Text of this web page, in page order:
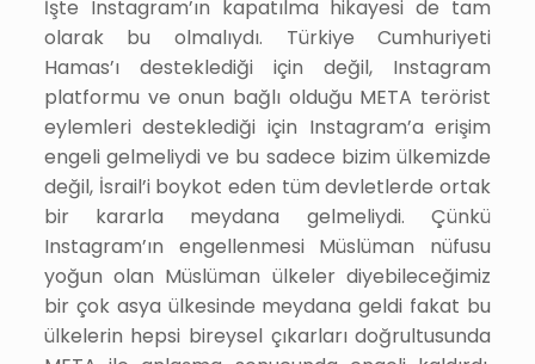
İşte Instagram’ın kapatılma hikayesi de tam
olarak bu olmalıydı. Türkiye Cumhuriyeti
Hamas’ı desteklediği için değil, Instagram
platformu ve onun bağlı olduğu META terörist
eylemleri desteklediği için Instagram’a erişim
engeli gelmeliydi ve bu sadece bizim ülkemizde
değil, İsrail’i boykot eden tüm devletlerde ortak
bir kararla meydana gelmeliydi. Çünkü
Instagram’ın engellenmesi Müslüman nüfusu
yoğun olan Müslüman ülkeler diyebileceğimiz
bir çok asya ülkesinde meydana geldi fakat bu
ülkelerin hepsi bireysel çıkarları doğrultusunda